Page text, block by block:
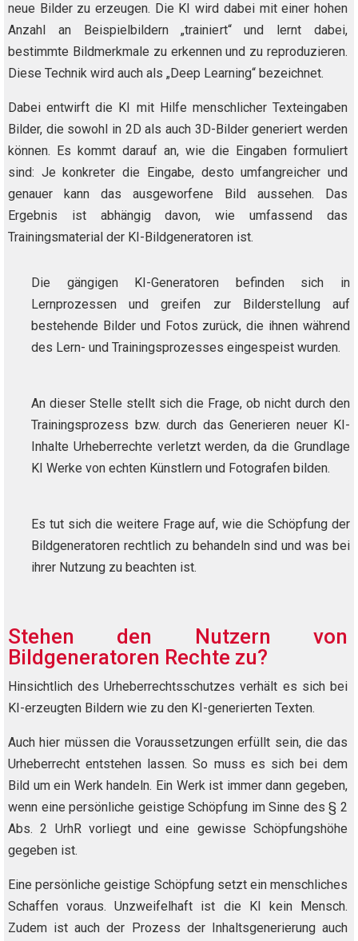
neue Bilder zu erzeugen. Die KI wird dabei mit einer hohen
Anzahl an Beispielbildern „trainiert“ und lernt dabei,
bestimmte Bildmerkmale zu erkennen und zu reproduzieren.
Diese Technik wird auch als „Deep Learning“ bezeichnet.
Dabei entwirft die KI mit Hilfe menschlicher Texteingaben
Bilder, die sowohl in 2D als auch 3D-Bilder generiert werden
können. Es kommt darauf an, wie die Eingaben formuliert
sind: Je konkreter die Eingabe, desto umfangreicher und
genauer kann das ausgeworfene Bild aussehen. Das
Ergebnis ist abhängig davon, wie umfassend das
Trainingsmaterial der KI-Bildgeneratoren ist.
Die gängigen KI-Generatoren befinden sich in
Lernprozessen und greifen zur Bilderstellung auf
bestehende Bilder und Fotos zurück, die ihnen während
des Lern- und Trainingsprozesses eingespeist wurden.
An dieser Stelle stellt sich die Frage, ob nicht durch den
Trainingsprozess bzw. durch das Generieren neuer KI-
Inhalte Urheberrechte verletzt werden, da die Grundlage
KI Werke von echten Künstlern und Fotografen bilden.
Es tut sich die weitere Frage auf, wie die Schöpfung der
Bildgeneratoren rechtlich zu behandeln sind und was bei
ihrer Nutzung zu beachten ist.
Stehen den Nutzern von
Bildgeneratoren Rechte zu?
Hinsichtlich des Urheberrechtsschutzes verhält es sich bei
KI-erzeugten Bildern wie zu den KI-generierten Texten.
Auch hier müssen die Voraussetzungen erfüllt sein, die das
Urheberrecht entstehen lassen. So muss es sich bei dem
Bild um ein Werk handeln. Ein Werk ist immer dann gegeben,
wenn eine persönliche geistige Schöpfung im Sinne des § 2
Abs. 2 UrhR vorliegt und eine gewisse Schöpfungshöhe
gegeben ist.
Eine persönliche geistige Schöpfung setzt ein menschliches
Schaffen voraus. Unzweifelhaft ist die KI kein Mensch.
Zudem ist auch der Prozess der Inhaltsgenerierung auch